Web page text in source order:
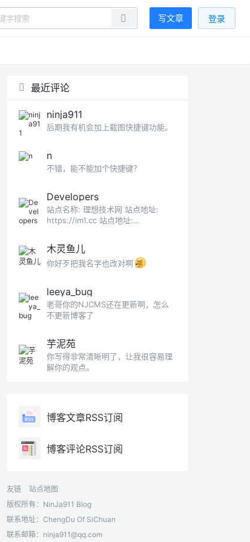
写文章 登录
最近评论
ninja911
后期我有机会加上截图快捷键功能。
n
不错，能不能加个快捷键？
Developers
站点名称: 理想技术网 站点地址:
https://im1.cc 站点地址:
用智慧整合创造新价值
木灵鱼儿
你好歹把我名字也改对啊
leeya_bug
老哥你的NJCMS还在更新啊，怎么
不更新博客了
芋泥苑
你写得非常清晰明了，让我很容易理
解你的观点。
博客文章RSS订阅
博客评论RSS订阅
友链
站点地图
版权所有：NinJa911 Blog
联系地址：ChengDu Of SiChuan
联系邮箱： ninja911@qq.com